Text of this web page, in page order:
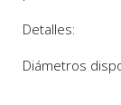
Detalles:
Diámetros